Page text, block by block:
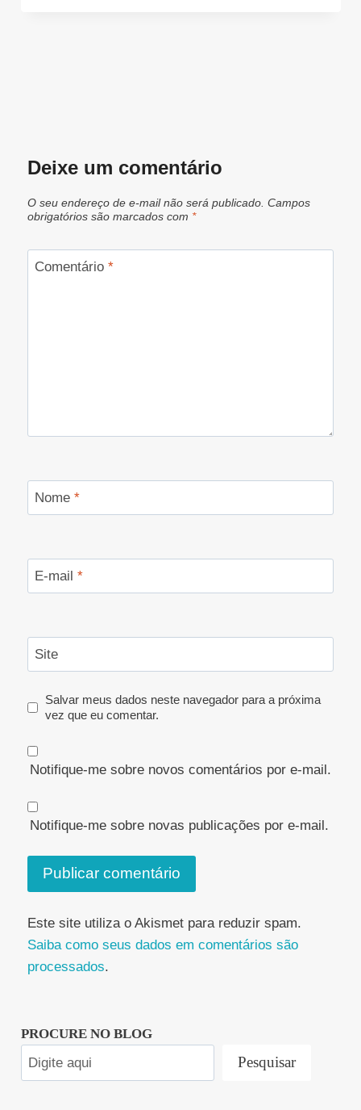
Deixe um comentário
O seu endereço de e-mail não será publicado. Campos
obrigatórios são marcados com *
Comentário *
Nome *
E-mail *
Site
Salvar meus dados neste navegador para a próxima
vez que eu comentar.
Notifique-me sobre novos comentários por e-mail.
Notifique-me sobre novas publicações por e-mail.
Este site utiliza o Akismet para reduzir spam.
Saiba como seus dados em comentários são
processados.
PROCURE NO BLOG
Pesquisar